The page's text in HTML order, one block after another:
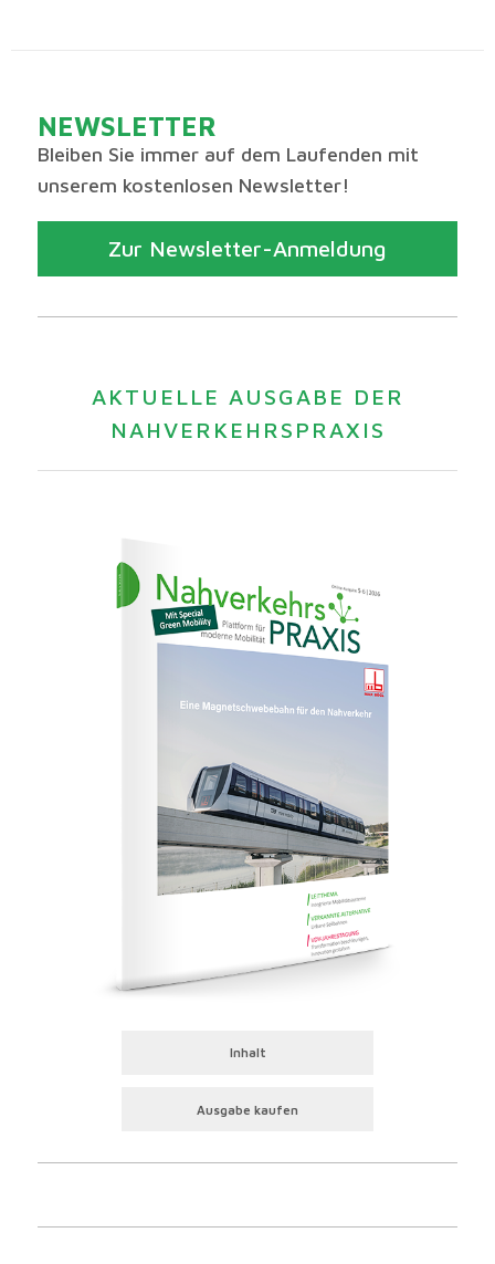
NEWSLETTER
Bleiben Sie immer auf dem Laufenden mit
unserem kostenlosen Newsletter!
Zur Newsletter-Anmeldung
AKTUELLE AUSGABE DER
NAHVERKEHRSPRAXIS
Inhalt
Ausgabe kaufen